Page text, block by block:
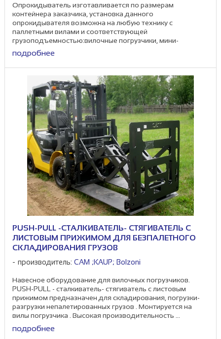
Опрокидыватель изготавливается по размерам
контейнера заказчика, установка данного
опрокидывателя возможна на любую технику с
паллетными вилами и соответствующей
грузоподъемностью:вилочные погрузчики, мини-
погрузчики, фронтальные погрузчики, ...
подробнее
PUSH-PULL -СТАЛКИВАТЕЛЬ- СТЯГИВАТЕЛЬ С
ЛИСТОВЫМ ПРИЖИМОМ ДЛЯ БЕЗПАЛЕТНОГО
СКЛАДИРОВАНИЯ ГРУЗОВ
производитель: CAM ;KAUP; Bоlzoni
Навесное оборудование для вилочных погрузчиков.
PUSH-PULL - сталкиватель- стягиватель с листовым
прижимом предназначен для складирования, погрузки-
разгрузки непалетированных грузов . Монтируется на
вилы погрузчика . Высокая производительность ...
подробнее